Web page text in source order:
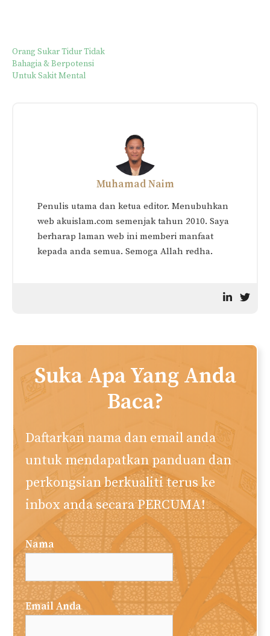
Orang Sukar Tidur Tidak
Bahagia & Berpotensi
Untuk Sakit Mental
Muhamad Naim
Penulis utama dan ketua editor. Menubuhkan
web akuislam.com semenjak tahun 2010. Saya
berharap laman web ini memberi manfaat
kepada anda semua. Semoga Allah redha.
Suka Apa Yang Anda
Baca?
Daftarkan nama dan email anda
untuk mendapatkan panduan dan
perkongsian berkualiti terus ke
inbox anda secara PERCUMA!
Nama
Email Anda